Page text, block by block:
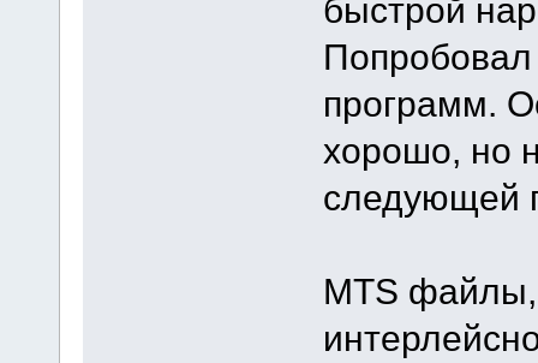
быстрой
программ.
хорошо, но
следующей
MTS